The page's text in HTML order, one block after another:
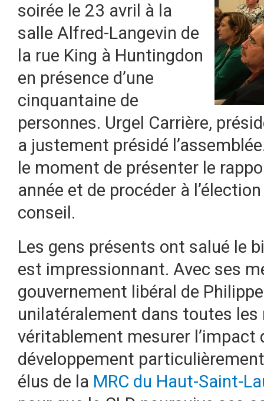
soirée le 23 avril à la
salle Alfred-Langevin de
la rue King à Huntingdon
en présence d’une
cinquantaine de
personnes. Urgel Carrière,
a justement présidé
le moment de présenter le
année et de procéder à
conseil.
Les gens présents ont salué le
est impressionnant. Avec ses
gouvernement libéral de
unilatéralement dans toutes les
véritablement mesurer l’impact
développement
élus de la MRC du Haut-Saint-